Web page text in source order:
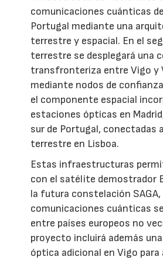
comunicaciones cuánticas
Portugal mediante una
terrestre y espacial. En el
terrestre se desplegará una
transfronteriza entre Vigo y
mediante nodos de
el componente espacial
estaciones ópticas en
sur de Portugal, conectadas
terrestre en Lisboa.
Estas infraestructuras
con el satélite demostrador
la futura constelación
comunicaciones cuánticas
entre países europeos no
proyecto incluirá además
óptica adicional en Vigo para